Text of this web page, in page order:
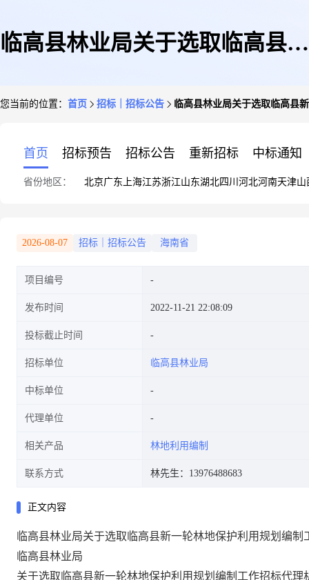
临高县林业局关于选取临高县新
您当前的位置： 首页 招标｜招标公告 临高县林业局关于选取临高县
首页 招标预告 招标公告 重新招标 中标通知
省份地区： 北京广东 上海江苏浙江山东湖北四川 河北河南天津山
2026-08-07 招标｜招标公告 海南省
项目编号
发布时间 2022-11-21 22:08:09
投标截止时间
招标单位 临高县林业局
中标单位
代理单位
相关产品 林地利用编制
联系方式 林先生：13976488683
正文内容
临高县林业局关于选取临高县新一轮林地保护利用规划编
临高县林业局
关于选取临高县新一轮林地保护利用规划编制工作招标代理